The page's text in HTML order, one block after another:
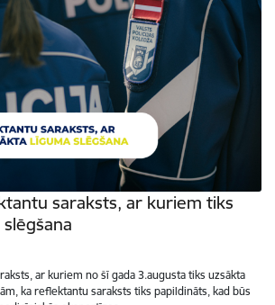
saraksts, ar kuriem tiks
ar kuriem no šī gada 3.augusta tiks uzsākta
ka reflektantu saraksts tiks papildināts, kad būs